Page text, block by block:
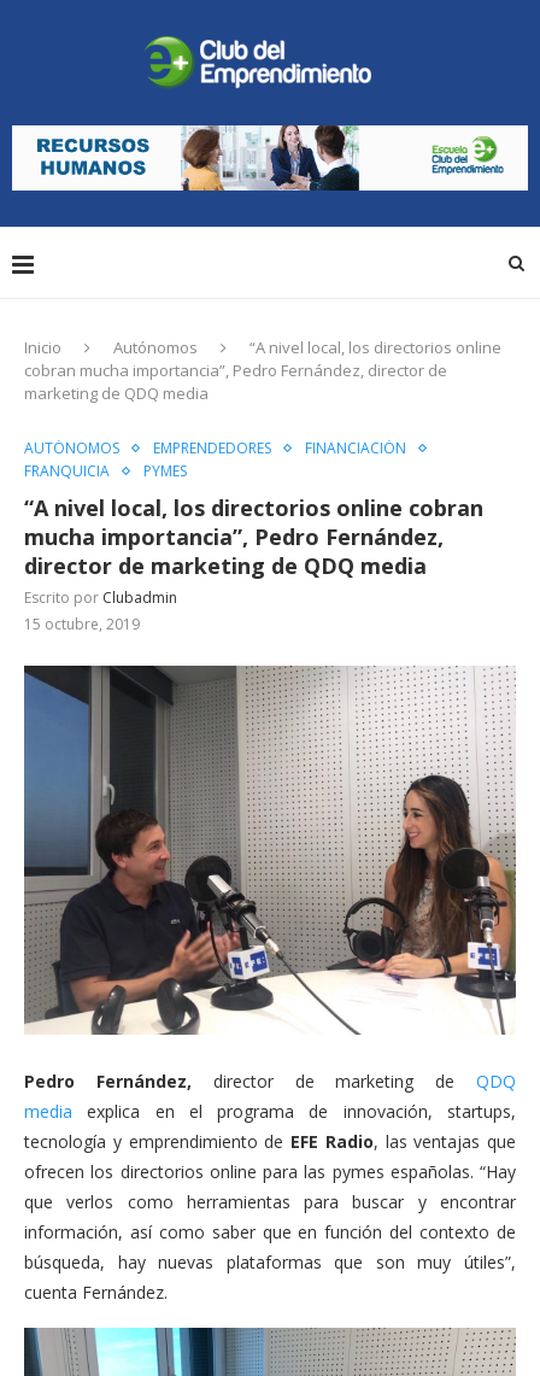
Inicio Autónomos
“A nivel local, los directorios online
cobran mucha importancia”, Pedro Fernández, director de
marketing de QDQ media
AUTÓNOMOS EMPRENDEDORES
FINANCIACIÓN
FRANQUICIA
PYMES
“A nivel local, los directorios online cobran
mucha importancia”, Pedro Fernández,
director de marketing de QDQ media
Escrito por Clubadmin
15 octubre, 2019
Pedro Fernández, director de marketing deQDQ
media explica en el programa de innovación, startups,
tecnología y emprendimiento de EFE Radio, las ventajas que
ofrecen los directorios online para las pymes españolas. “Hay
que verlos como herramientas para buscar y encontrar
información, así como saber que en función del contexto de
búsqueda, hay nuevas plataformas que son muy útiles”,
cuenta Fernández.